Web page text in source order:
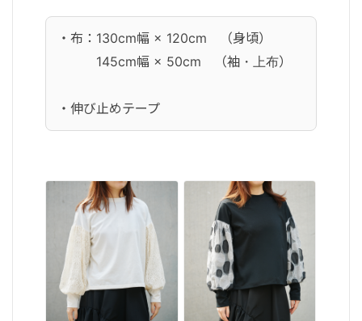
・布：130cm幅 × 120cm （身頃）
145cm幅 × 50cm （袖・上布）
・伸び止めテープ